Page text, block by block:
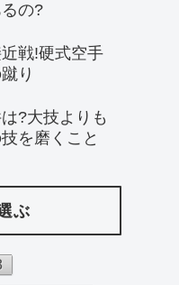
の?
戦!硬式空手
り
?大技よりも
を磨くこと
ぶ